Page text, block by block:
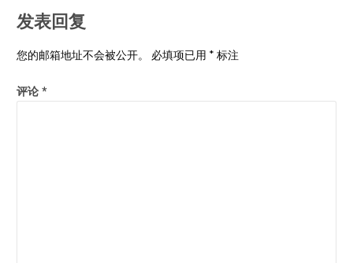
发表回复
您的邮箱地址不会被公开。 必填项已用 * 标注
评论 *